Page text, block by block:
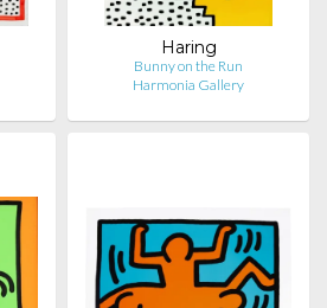
Haring
Bunny on the Run
Harmonia Gallery